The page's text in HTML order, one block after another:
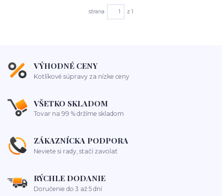
strana z 1
VÝHODNÉ CENY
Kotlíkové súpravy za nízke ceny
VŠETKO SKLADOM
Tovar na 99 % držíme skladom
ZÁKAZNÍCKA PODPORA
Neviete si rady, stačí zavolať
RÝCHLE DODANIE
Doručenie do 3 až 5 dní